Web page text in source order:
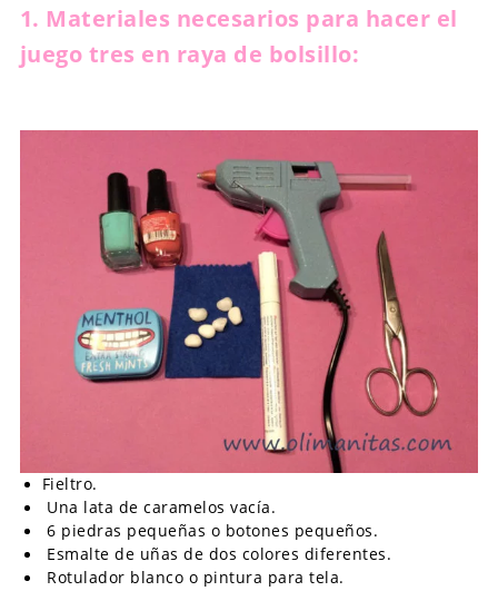
1. Materiales necesarios para hacer el
juego tres en raya de bolsillo:
Fieltro.
Una lata de caramelos vacía.
6 piedras pequeñas o botones pequeños.
Esmalte de uñas de dos colores diferentes.
Rotulador blanco o pintura para tela.